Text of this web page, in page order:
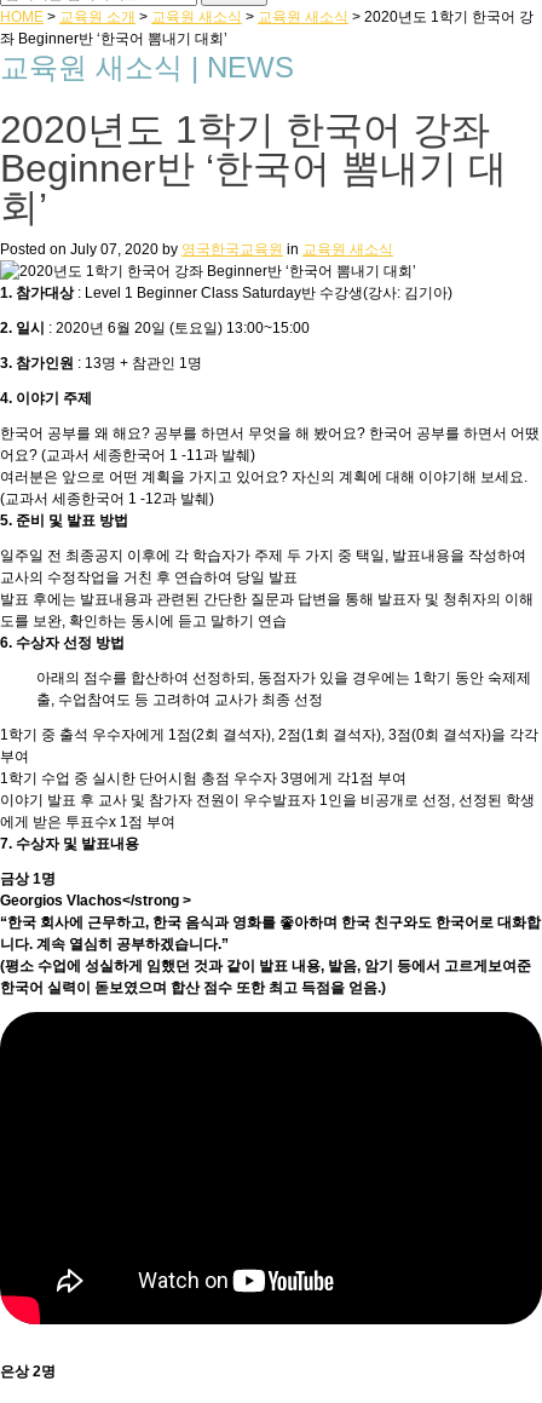
HOME > 교육원 소개 > 교육원 새소식 > 교육원 새소식 > 2020년도 1학기 한국어 강
좌 Beginner반 ‘한국어 뽐내기 대회’
교육원 새소식 | NEWS
2020년도 1학기 한국어 강좌
Beginner반 ‘한국어 뽐내기 대
회’
Posted on July 07, 2020 by 영국한국교육원 in 교육원 새소식
1. 참가대상: Level 1 Beginner Class Saturday반 수강생(강사: 김기아)
2. 일시 : 2020년 6월 20일 (토요일) 13:00~15:00
3. 참가인원 : 13명 + 참관인 1명
4. 이야기 주제
한국어 공부를 왜 해요? 공부를 하면서 무엇을 해 봤어요? 한국어 공부를 하면서 어땠
어요? (교과서 세종한국어 1 -11과 발췌)
여러분은 앞으로 어떤 계획을 가지고 있어요? 자신의 계획에 대해 이야기해 보세요.
(교과서 세종한국어 1 -12과 발췌)
5. 준비 및 발표 방법
일주일 전 최종공지 이후에 각 학습자가 주제 두 가지 중 택일, 발표내용을 작성하여
교사의 수정작업을 거친 후 연습하여 당일 발표
발표 후에는 발표내용과 관련된 간단한 질문과 답변을 통해 발표자 및 청취자의 이해
도를 보완, 확인하는 동시에 듣고 말하기 연습
6. 수상자 선정 방법
아래의 점수를 합산하여 선정하되, 동점자가 있을 경우에는 1학기 동안 숙제제
출, 수업참여도 등 고려하여 교사가 최종 선정
1학기 중 출석 우수자에게 1점(2회 결석자), 2점(1회 결석자), 3점(0회 결석자)을 각각
부여
1학기 수업 중 실시한 단어시험 총점 우수자 3명에게 각1점 부여
이야기 발표 후 교사 및 참가자 전원이 우수발표자 1인을 비공개로 선정, 선정된 학생
에게 받은 투표수x 1점 부여
7. 수상자 및 발표내용
금상 1명
Georgios Vlachos</strong >
“한국 회사에 근무하고, 한국 음식과 영화를 좋아하며 한국 친구와도 한국어로 대화합
니다. 계속 열심히 공부하겠습니다.”
(평소 수업에 성실하게 임했던 것과 같이 발표 내용, 발음, 암기 등에서 고르게보여준
한국어 실력이 돋보였으며 합산 점수 또한 최고 득점을 얻음.)
은상 2명